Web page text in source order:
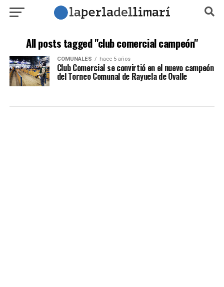
All posts tagged "club comercial campeón"
COMUNALES hace 5 años
Club Comercial se convirtió en el nuevo campeón
del Torneo Comunal de Rayuela de Ovalle